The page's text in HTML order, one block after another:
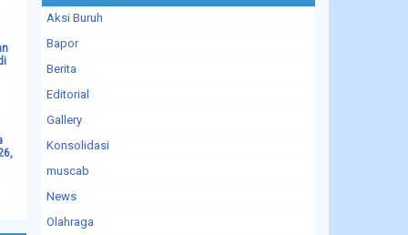
Aksi Buruh
Bapor
Berita
Editorial
Gallery
Konsolidasi
muscab
News
Olahraga